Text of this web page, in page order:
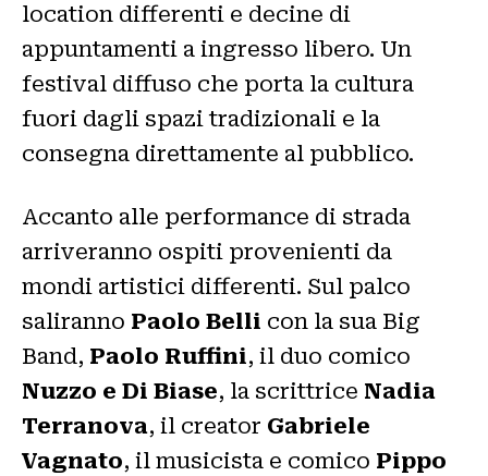
location differenti e decine di
appuntamenti a ingresso libero. Un
festival diffuso che porta la cultura
fuori dagli spazi tradizionali e la
consegna direttamente al pubblico.
Accanto alle performance di strada
arriveranno ospiti provenienti da
mondi artistici differenti. Sul palco
saliranno Paolo Belli con la sua Big
Band, Paolo Ruffini, il duo comico
Nuzzo e Di Biase, la scrittrice Nadia
Terranova, il creator Gabriele
Vagnato, il musicista e comico Pippo